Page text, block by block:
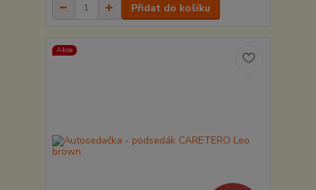
Přidat do košíku
Akce